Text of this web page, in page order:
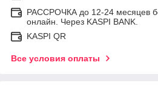
РАССРОЧКА до 12-24 месяцев
онлайн. Через KASPI BANK.
KASPI QR
Все условия оплаты